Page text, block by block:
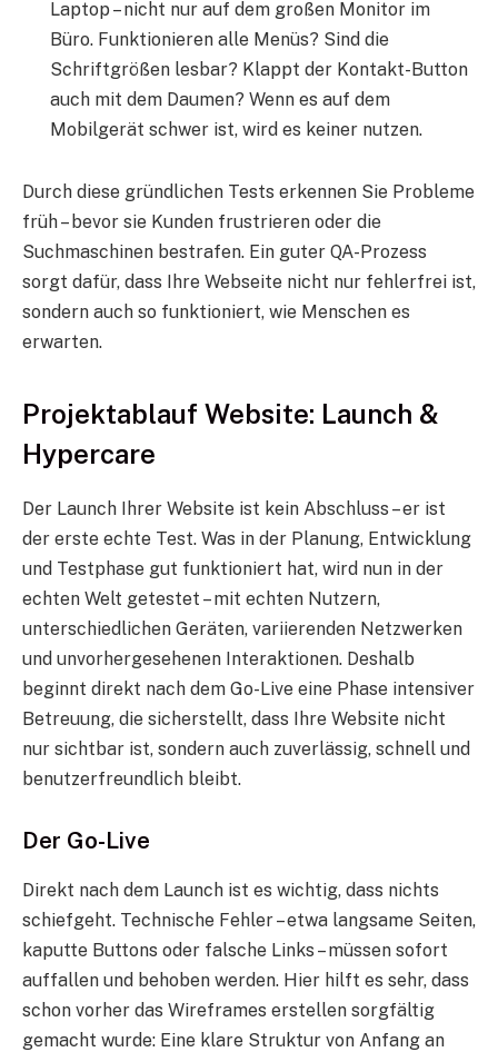
Laptop – nicht nur auf dem großen Monitor im
Büro. Funktionieren alle Menüs? Sind die
Schriftgrößen lesbar? Klappt der Kontakt-Button
auch mit dem Daumen? Wenn es auf dem
Mobilgerät schwer ist, wird es keiner nutzen.
Durch diese gründlichen Tests erkennen Sie Probleme
früh – bevor sie Kunden frustrieren oder die
Suchmaschinen bestrafen. Ein guter QA-Prozess
sorgt dafür, dass Ihre Webseite nicht nur fehlerfrei ist,
sondern auch so funktioniert, wie Menschen es
erwarten.
Projektablauf Website: Launch &
Hypercare
Der Launch Ihrer Website ist kein Abschluss – er ist
der erste echte Test. Was in der Planung, Entwicklung
und Testphase gut funktioniert hat, wird nun in der
echten Welt getestet – mit echten Nutzern,
unterschiedlichen Geräten, variierenden Netzwerken
und unvorhergesehenen Interaktionen. Deshalb
beginnt direkt nach dem Go-Live eine Phase intensiver
Betreuung, die sicherstellt, dass Ihre Website nicht
nur sichtbar ist, sondern auch zuverlässig, schnell und
benutzerfreundlich bleibt.
Der Go-Live
Direkt nach dem Launch ist es wichtig, dass nichts
schiefgeht. Technische Fehler – etwa langsame Seiten,
kaputte Buttons oder falsche Links – müssen sofort
auffallen und behoben werden. Hier hilft es sehr, dass
schon vorher das Wireframes erstellen sorgfältig
gemacht wurde: Eine klare Struktur von Anfang an